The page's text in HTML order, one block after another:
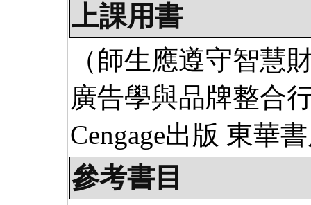
上課用書
（師生應遵守智慧
廣告學與品牌整合
Cengage出版 東華
參考書目